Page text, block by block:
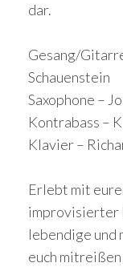
dar.
Gesang/
Schauenstein
Saxophone –
Kontrabass –
Klavier –
Erlebt mit
improvisierter
lebendige und
euch